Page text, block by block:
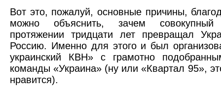
Вот это, пожалуй, основные причины,
можно объяснить, зачем
протяжении тридцати лет превращал
Россию. Именно для этого и был
украинский КВН» с грамотно
команды «Украина» (ну или «Квартал 95»,
нравится).